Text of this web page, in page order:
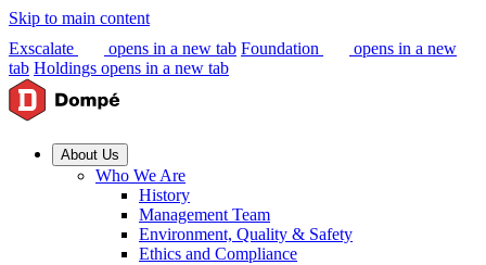
Skip to main content
Exscalate
opens in a new tab Foundation
opens in a new
tab Holdings opens in a new tab
About Us
Who We Are
History
Management Team
Environment, Quality & Safety
Ethics and Compliance